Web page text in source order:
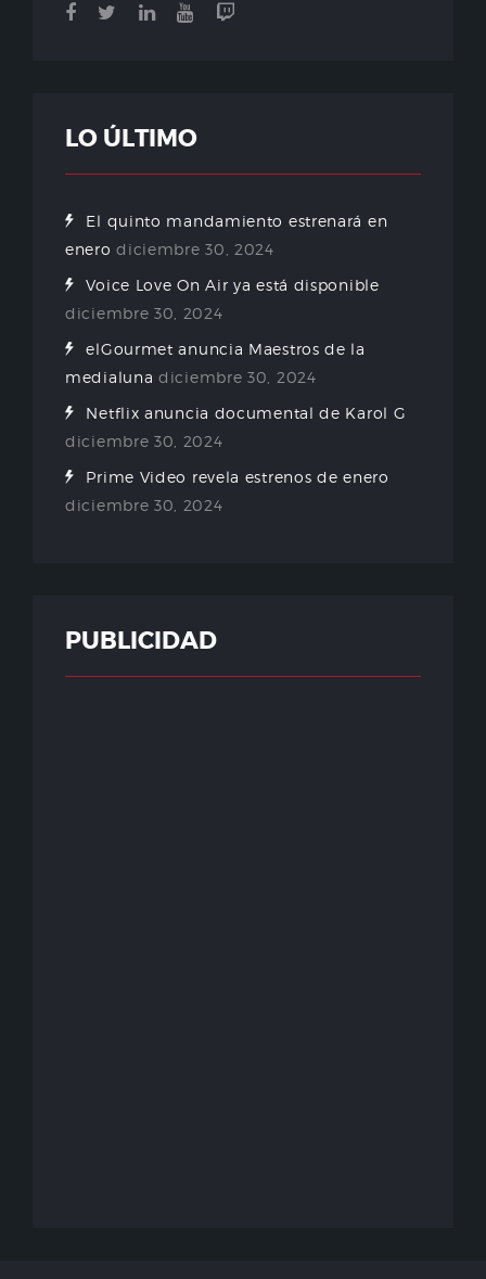
LO ÚLTIMO
El quinto mandamiento estrenará en
enero diciembre 30, 2024
Voice Love On Air ya está disponible
diciembre 30, 2024
elGourmet anuncia Maestros de la
medialuna diciembre 30, 2024
Netflix anuncia documental de Karol G
diciembre 30, 2024
Prime Video revela estrenos de enero
diciembre 30, 2024
PUBLICIDAD